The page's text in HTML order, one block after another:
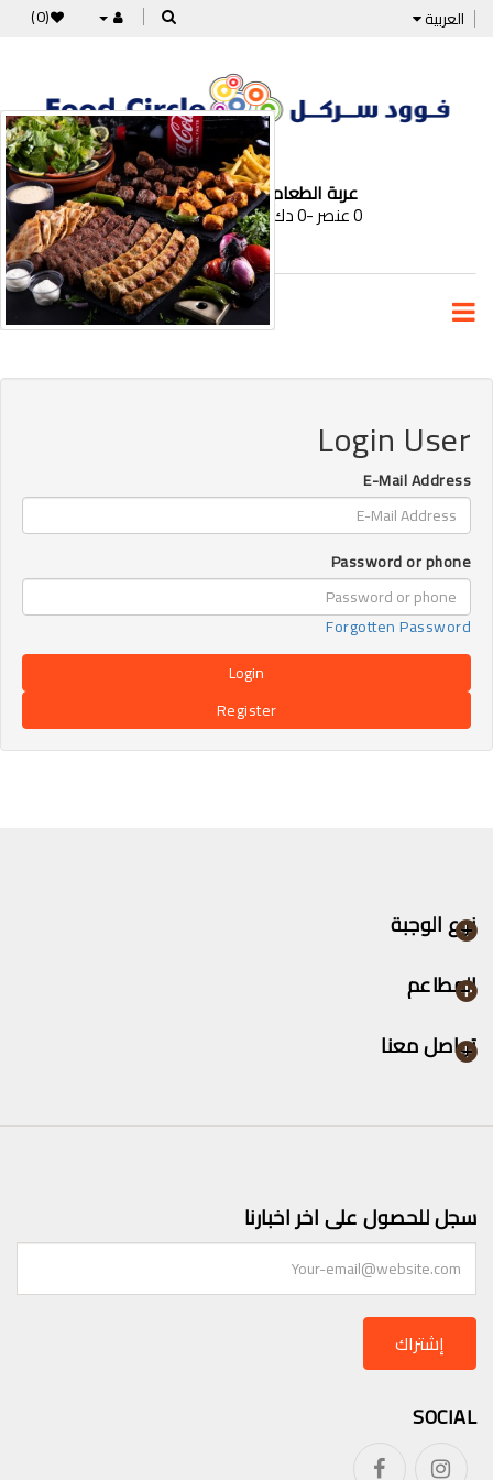
العربية (0)
عربة الطعام
الأقسام
Login User
E-Mail Address
Password or phone
Forgotten Password
Register
نوع الوجبة
المطاعم
تواصل معنا
سجل للحصول على اخر اخبارنا
إشتراك
SOCIAL